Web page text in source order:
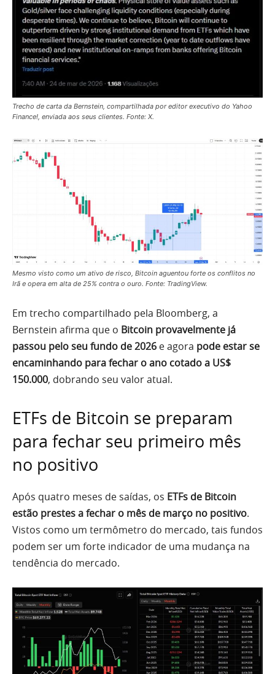
Trecho de carta da Bernstein, compartilhada por editor executivo do Yahoo
Finance!, enviada aos seus clientes. Fonte: X.
Mesmo visto como um ativo de risco, Bitcoin aguentou forte os conflitos no
Irã e opera em alta de 25% contra o ouro. Fonte: TradingView.
Em trecho compartilhado pela Bloomberg, a
Bernstein afirma que o Bitcoin provavelmente já
passou pelo seu fundo de 2026 e agora pode estar se
encaminhando para fechar o ano cotado a US$
150.000, dobrando seu valor atual.
ETFs de Bitcoin se preparam
para fechar seu primeiro mês
no positivo
Após quatro meses de saídas, os ETFs de Bitcoin
estão prestes a fechar o mês de março no positivo.
Vistos como um termômetro do mercado, tais fundos
podem ser um forte indicador de uma mudança na
tendência do mercado.